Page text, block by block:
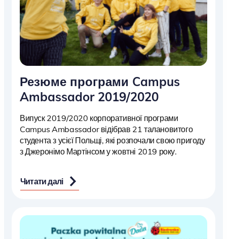
Резюме програми Campus
Ambassador 2019/2020
Випуск 2019/2020 корпоративної програми
Campus Ambassador відібрав 21 талановитого
студента з усієї Польщі, які розпочали свою пригоду
з Джеронімо Мартінсом у жовтні 2019 року.
Читати далі